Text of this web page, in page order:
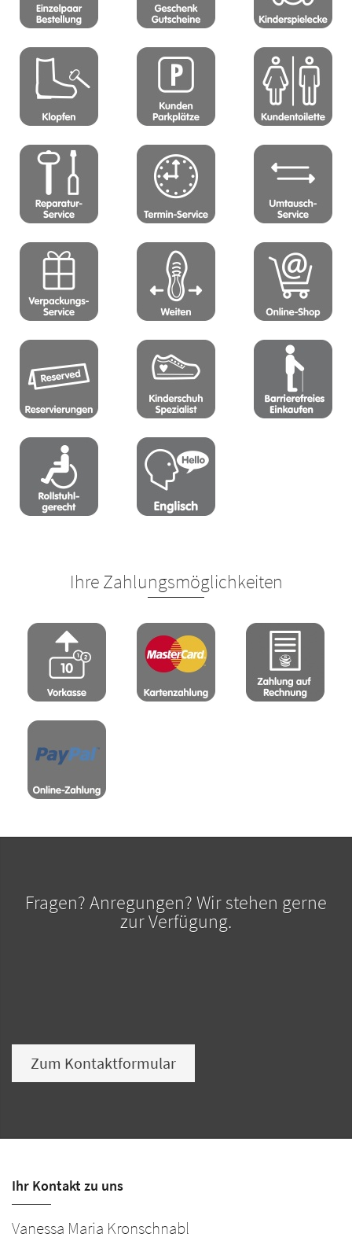
Ihre Zahlungsmöglichkeiten
Fragen? Anregungen? Wir stehen gerne
zur Verfügung.
Zum Kontaktformular
Ihr Kontakt zu uns
Vanessa Maria Kronschnabl